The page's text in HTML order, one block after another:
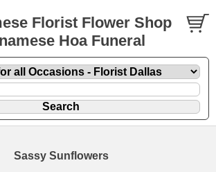
Florist Flower Shop
Hoa Funeral
Sassy Sunflowers